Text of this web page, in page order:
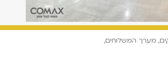
מערך המשלוחים,